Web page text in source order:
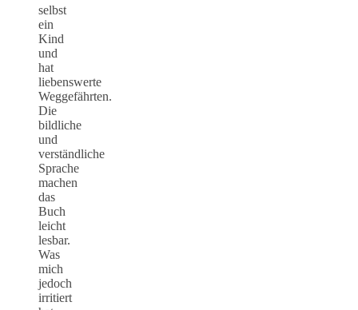
selbst
ein
Kind
und
hat
liebenswerte
Weggefährten.
Die
bildliche
und
verständliche
Sprache
machen
das
Buch
leicht
lesbar.
Was
mich
jedoch
irritiert